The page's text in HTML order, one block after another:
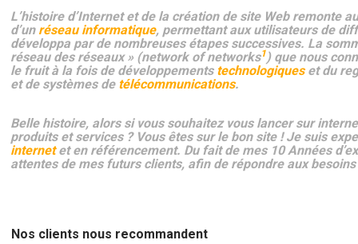
L’histoire d’Internetet de la création de site Web remonte
d’un réseau informatique, permettant aux utilisateurs de
développa par de nombreuses étapes successives. La
réseau des réseaux » (network of networks1) que nous
le fruit à la fois de développements technologiqueset du
et de systèmes de télécommunications.
Belle histoire, alors si vous souhaitez vous lancer sur
produits et services ? Vous êtes sur le bon site !Je suis
internetet en référencement. Du fait de mes 10 Années
attentes de mes futurs clients, afin de répondre aux
Nos clients nous recommandent